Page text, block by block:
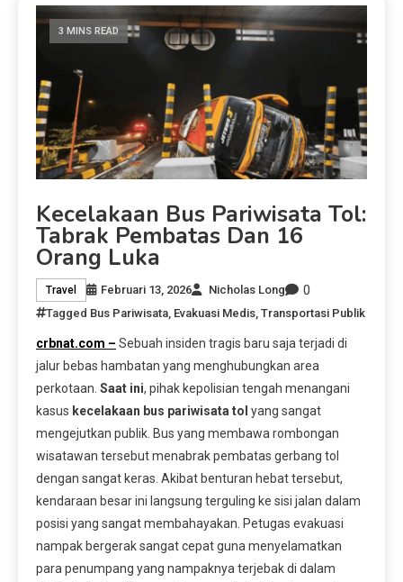
3 MINS READ
Kecelakaan Bus Pariwisata Tol:
Tabrak Pembatas Dan 16
Orang Luka
Travel Februari 13, 2026 Nicholas Long 0
Tagged Bus Pariwisata Evakuasi Medis Transportasi Publik
crbnat.com – Sebuah insiden tragis baru saja terjadi di
jalur bebas hambatan yang menghubungkan area
perkotaan. Saat ini, pihak kepolisian tengah menangani
kasus kecelakaan bus pariwisata tol yang sangat
mengejutkan publik. Bus yang membawa rombongan
wisatawan tersebut menabrak pembatas gerbang tol
dengan sangat keras. Akibat benturan hebat tersebut,
kendaraan besar ini langsung terguling ke sisi jalan dalam
posisi yang sangat membahayakan. Petugas evakuasi
nampak bergerak sangat cepat guna menyelamatkan
para penumpang yang nampaknya terjebak di dalam